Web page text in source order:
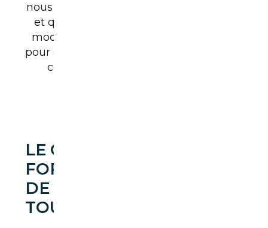
nous analysons les avantages financiers
et qualitatifs d’aller chercher certains
modèles à l’étranger. Une lecture utile
pour comprendre pourquoi les SUV
connaissent un tel
LE CHOIX D’UN SUV
FORD : UNE QUESTION
DE BESOINS AVANT
TOUT